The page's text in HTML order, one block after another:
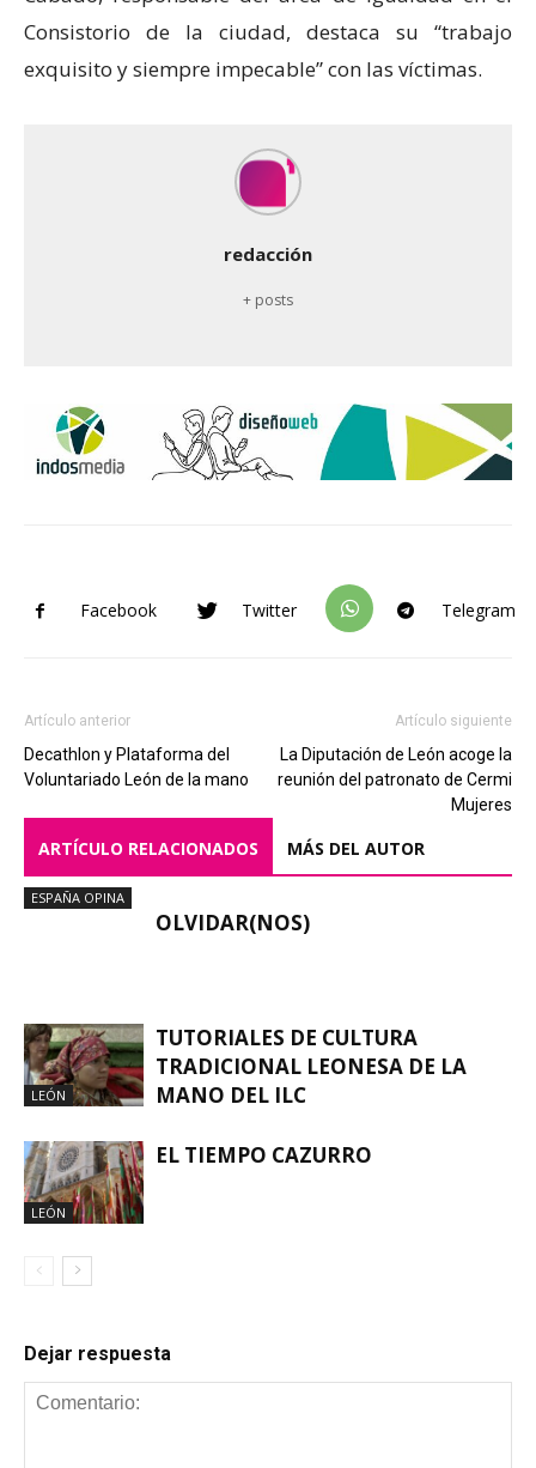
Consistorio de la ciudad, destaca su “trabajo
exquisito y siempre impecable” con las víctimas.
redacción
+ posts
Facebook Twitter Telegram
Artículo anterior
Decathlon y Plataforma del
Voluntariado León de la mano
Artículo siguiente
La Diputación de León acoge la
reunión del patronato de Cermi
Mujeres
ARTÍCULO RELACIONADOS MÁS DEL AUTOR
ESPAÑA OPINA
OLVIDAR(NOS)
LEÓN
TUTORIALES DE CULTURA
TRADICIONAL LEONESA DE LA
MANO DEL ILC
LEÓN
EL TIEMPO CAZURRO
Dejar respuesta